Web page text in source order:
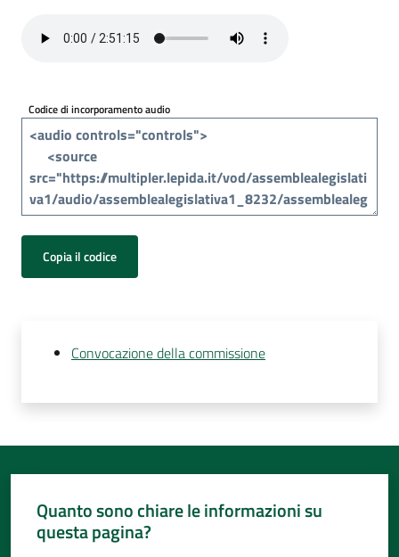
Per
cittadini
Codice di incorporamento audio
Copia il codice
Convocazione della commissione
Quanto sono chiare le informazioni su
questa pagina?